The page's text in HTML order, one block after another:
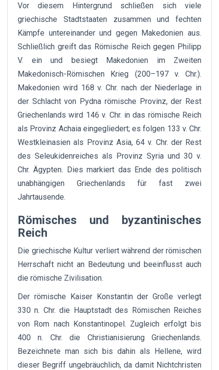
Vor diesem Hintergrund schließen sich viele
griechische Stadtstaaten zusammen und fechten
Kämpfe untereinander und gegen Makedonien aus.
Schließlich greift das Römische Reich gegen Philipp
V. ein und besiegt Makedonien im Zweiten
Makedonisch-Römischen Krieg (200–197 v. Chr.).
Makedonien wird 168 v. Chr. nach der Niederlage in
der Schlacht von Pydna römische Provinz, der Rest
Griechenlands wird 146 v. Chr. in das römische Reich
als Provinz Achaia eingegliedert; es folgen 133 v. Chr.
Westkleinasien als Provinz Asia, 64 v. Chr. der Rest
des Seleukidenreiches als Provinz Syria und 30 v.
Chr. Ägypten. Dies markiert das Ende des politisch
unabhängigen Griechenlands für fast zwei
Jahrtausende.
Römisches und byzantinisches
Reich
Die griechische Kultur verliert während der römischen
Herrschaft nicht an Bedeutung und beeinflusst auch
die römische Zivilisation.
Der römische Kaiser Konstantin der Große verlegt
330 n. Chr. die Hauptstadt des Römischen Reiches
von Rom nach Konstantinopel. Zugleich erfolgt bis
400 n. Chr. die Christianisierung Griechenlands.
Bezeichnete man sich bis dahin als Hellene, wird
dieser Begriff ungebräuchlich, da damit Nichtchristen